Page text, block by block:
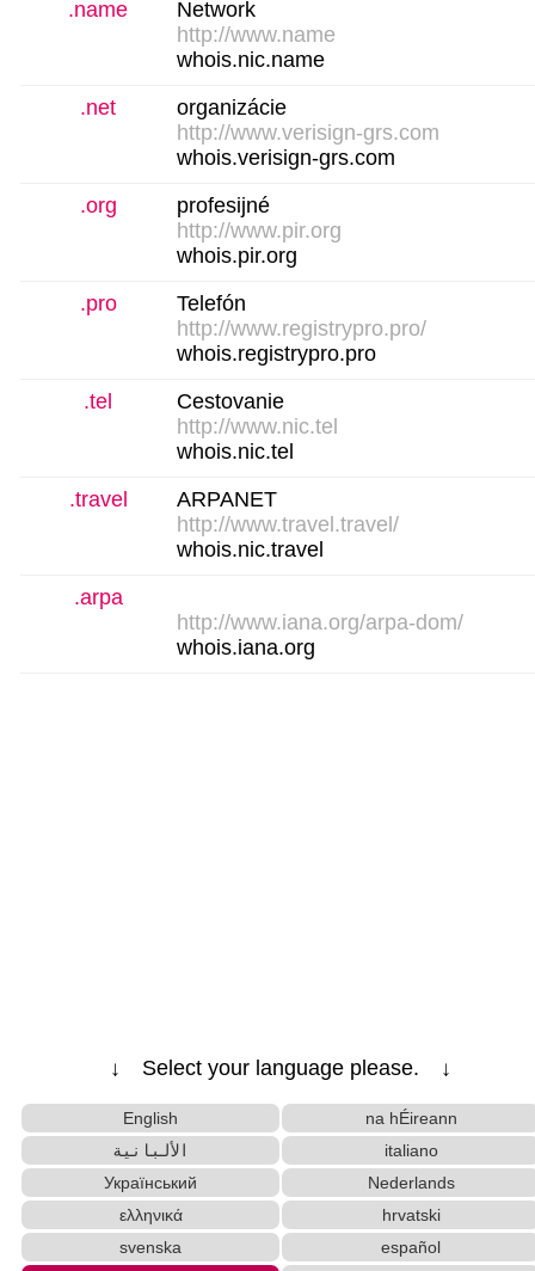
.name
Network
http://www.name
whois.nic.name
.net
organizácie
http://www.verisign-grs.com
whois.verisign-grs.com
.org
profesijné
http://www.pir.org
whois.pir.org
.pro
Telefón
http://www.registrypro.pro/
whois.registrypro.pro
.tel
Cestovanie
http://www.nic.tel
whois.nic.tel
.travel
ARPANET
http://www.travel.travel/
whois.nic.travel
.arpa
http://www.iana.org/arpa-dom/
whois.iana.org
↓ Select your language please. ↓
English
na hÉireann
الألبانية
italiano
Український
Nederlands
ελληνικά
hrvatski
svenska
español